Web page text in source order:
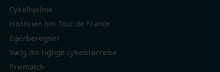
Cykelhjelme
Historien om Tour de France
Egerberegner
Vælg din rigtige cykelstørrelse
Prismatch